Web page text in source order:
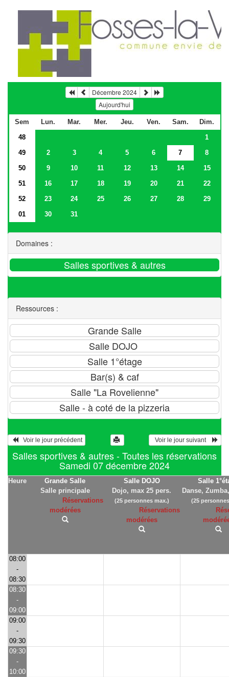
Décembre 2024
Aujourd'hui
Sem Lun. Mar. Mer. Jeu. Ven. Sam.
Dim.
48
1
49
2 3 4 5 6 7
8
50
9 10 11 12 13 14
15
51
16 17 18 19 20 21
22
52
23 24 25 26 27 28
29
01
30 31
Domaines :
Ressources :
   Voir le jour précédent
  Voir le jour suivant
Salles sportives & autres - Toutes les réservations
Samedi 07 décembre 2024
Heure
Grande Salle
Salle principale
Réservations
modérées
Salle DOJO
Dojo, max 25 pers.
(25 personnes max.)
Réservations
modérées
Salle
Danse,
(25
08:00
-
08:30
08:30
-
09:00
09:00
-
09:30
09:30
-
10:00